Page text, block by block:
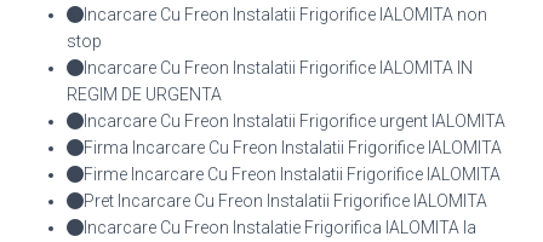
Incarcare Cu Freon Instalatii Frigorifice IALOMITA non
stop
Incarcare Cu Freon Instalatii Frigorifice IALOMITA IN
REGIM DE URGENTA
Incarcare Cu Freon Instalatii Frigorifice urgent IALOMITA
Firma Incarcare Cu Freon Instalatii Frigorifice IALOMITA
Firme Incarcare Cu Freon Instalatii Frigorifice IALOMITA
Pret Incarcare Cu Freon Instalatii Frigorifice IALOMITA
Incarcare Cu Freon Instalatie Frigorifica IALOMITA la